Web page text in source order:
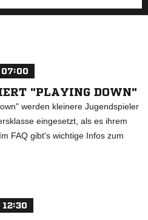
07:00
"PLAYING DOWN"
werden kleinere Jugendspieler
eingesetzt, als es ihrem
FAQ gibt's wichtige Infos zum